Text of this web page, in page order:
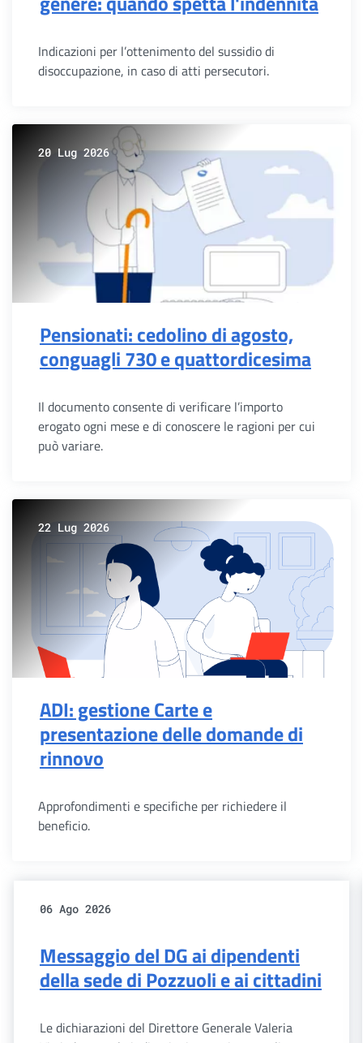
Indicazioni per l’ottenimento del sussidio di
disoccupazione, in caso di atti persecutori.
20 Lug 2026
Pensionati: cedolino di agosto,
conguagli 730 e quattordicesima
Il documento consente di verificare l’importo
erogato ogni mese e di conoscere le ragioni per cui
può variare.
22 Lug 2026
ADI: gestione Carte e
presentazione delle domande di
rinnovo
Approfondimenti e specifiche per richiedere il
beneficio.
06 Ago 2026
Messaggio del DG ai dipendenti
della sede di Pozzuoli e ai cittadini
Le dichiarazioni del Direttore Generale Valeria